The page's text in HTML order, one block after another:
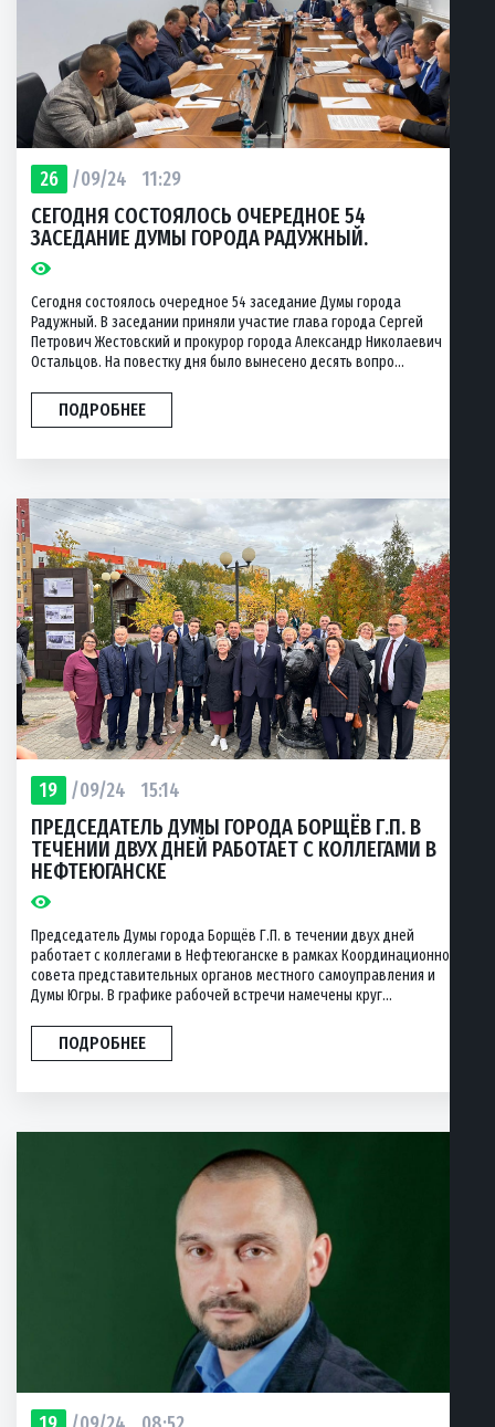
26 /09/24 11:29
СЕГОДНЯ СОСТОЯЛОСЬ ОЧЕРЕДНОЕ 54
ЗАСЕДАНИЕ ДУМЫ ГОРОДА РАДУЖНЫЙ.
Сегодня состоялось очередное 54 заседание Думы города
Радужный. В заседании приняли участие глава города Сергей
Петрович Жестовский и прокурор города Александр Николаевич
Остальцов. На повестку дня было вынесено десять вопро...
ПОДРОБНЕЕ
19 /09/24 15:14
ПРЕДСЕДАТЕЛЬ ДУМЫ ГОРОДА БОРЩЁВ Г.П. В
ТЕЧЕНИИ ДВУХ ДНЕЙ РАБОТАЕТ С КОЛЛЕГАМИ В
НЕФТЕЮГАНСКЕ
Председатель Думы города Борщёв Г.П. в течении двух дней
работает с коллегами в Нефтеюганске в рамках Координационного
совета представительных органов местного самоуправления и
Думы Югры. В графике рабочей встречи намечены круг...
ПОДРОБНЕЕ